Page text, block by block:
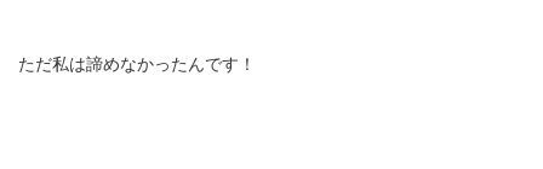
ただ私は諦めなかったんです！